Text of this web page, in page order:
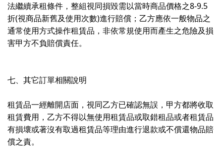
法繼續承租條件，整組視同損毀需以當時商品價格之8-9.5
折(視商品新舊及使用次數)進行賠償；乙方應依一般物品之
通常使用方式操作租賃品，非依常規使用而產生之危險及損
害甲方不負賠償責任。
七、其它訂單相關說明
租賃品一經離開店面，視同乙方已確認無誤，甲方都將收取
租賃費用，乙方不得以無使用租賃品或取錯租品或者租賃品
有損壞或著沒有取過租賃品等理由進行退款或不償還物品賠
償之責。